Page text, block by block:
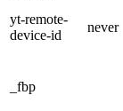
yt-remote-
device-id
never
_fbp